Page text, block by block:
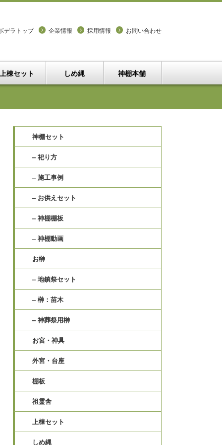
デラトップ 企業情報 採用情報 お問い合わせ
上棟セット しめ縄 神棚本舗
神棚セット
– 祀り方
– 施工事例
– お供えセット
– 神棚棚板
– 神棚動画
お榊
– 地鎮祭セット
– 榊：苗木
– 神葬祭用榊
お宮・神具
外宮・台座
棚板
祖霊舎
上棟セット
しめ縄